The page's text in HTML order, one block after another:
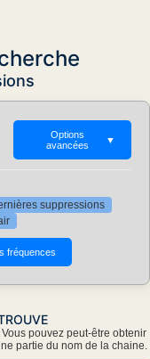
Options
avancées
▼
suppressions
pouvez peut-être obtenir
partie du nom de la chaine.